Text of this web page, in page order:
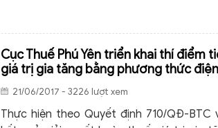
Cục Thuế Phú Yên triển khai thí điểm
giá trị gia tăng bằng phương thức
21/06/2017 - 3226 lượt xem
Thực hiện theo Quyết định 710/QĐ-